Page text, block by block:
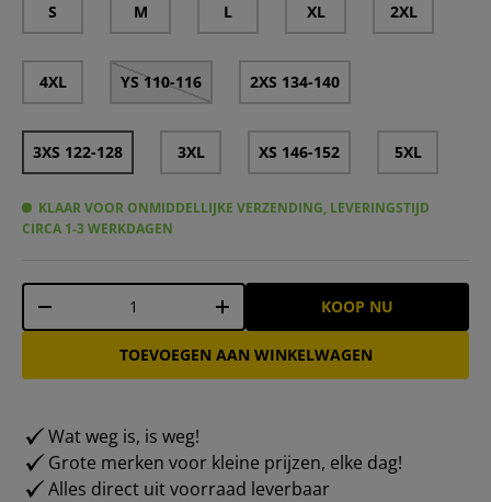
S M L XL 2XL
4XL YS 110-116 2XS 134-140
3XS 122-128 3XL XS 146-152 5XL
KLAAR VOOR ONMIDDELLIJKE VERZENDING, LEVERINGSTIJD
CIRCA 1-3 WERKDAGEN
Aantal
-
+ KOOP NU
TOEVOEGEN AAN WINKELWAGEN
Wat weg is, is weg!
Grote merken voor kleine prijzen, elke dag!
Alles direct uit voorraad leverbaar